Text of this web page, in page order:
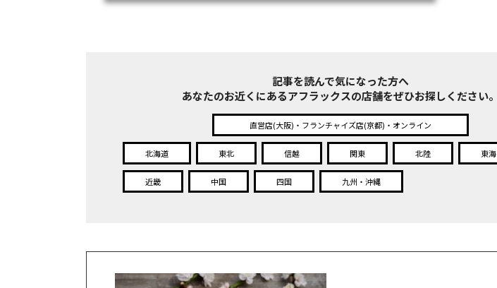
記事を読んで気になった方へ
あなたのお近くにあるアフラックスの店舗をぜひお探しください。
直営店(大阪)・フランチャイズ店(京都)・オンライン
北海道 東北 信越 関東 北陸 東海
近畿 中国 四国 九州・沖縄